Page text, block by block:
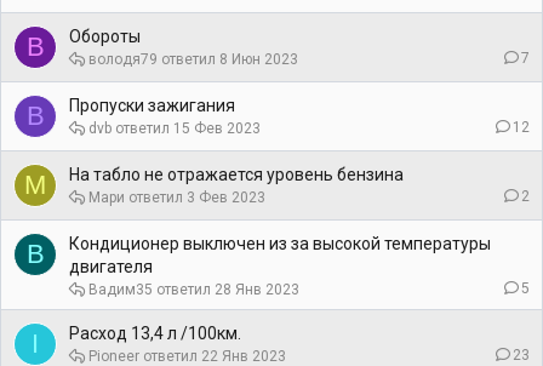
В Обороты
7
8 Июн 2023
володя79
В Пропуски зажигания
12
15 Фев 2023
dvb
М На табло не отражается уровень бензина
2
3 Фев 2023
Мари
В
Кондиционер выключен из за высокой температуры
двигателя
5
28 Янв 2023
Вадим35
I Расход 13,4 л /100км.
23
22 Янв 2023
Pioneer